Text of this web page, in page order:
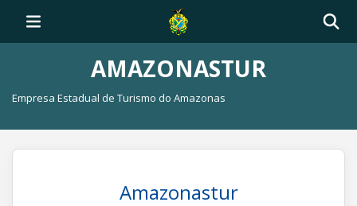
AMAZONASTUR
Empresa Estadual de Turismo do Amazonas
Amazonastur